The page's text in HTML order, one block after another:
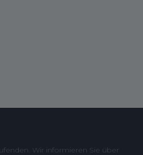
Wir informieren Sie über